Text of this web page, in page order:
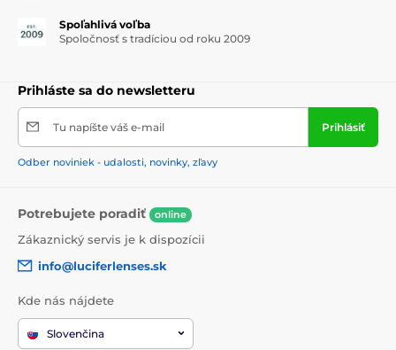
Spoľahlivá voľba
Spoločnosť s tradíciou od roku 2009
Prihláste sa do newsletteru
Tu napíšte váš e-mail Prihlásiť
Odber noviniek - udalosti, novinky, zľavy
Potrebujete poradiť online
Zákaznický servis je k dispozícii
info@luciferlenses.sk
Kde nás nájdete
Slovenčina